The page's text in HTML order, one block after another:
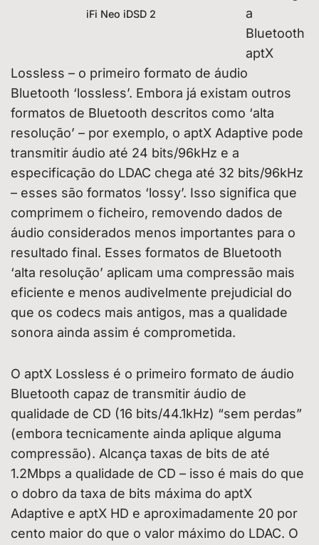
iFi Neo iDSD 2
a
Bluetooth
aptX
Lossless – o primeiro formato de áudio
Bluetooth ‘lossless’. Embora já existam outros
formatos de Bluetooth descritos como ‘alta
resolução’ – por exemplo, o aptX Adaptive pode
transmitir áudio até 24 bits/96kHz e a
especificação do LDAC chega até 32 bits/96kHz
– esses são formatos ‘lossy’. Isso significa que
comprimem o ficheiro, removendo dados de
áudio considerados menos importantes para o
resultado final. Esses formatos de Bluetooth
‘alta resolução’ aplicam uma compressão mais
eficiente e menos audivelmente prejudicial do
que os codecs mais antigos, mas a qualidade
sonora ainda assim é comprometida.
O aptX Lossless é o primeiro formato de áudio
Bluetooth capaz de transmitir áudio de
qualidade de CD (16 bits/44.1kHz) “sem perdas”
(embora tecnicamente ainda aplique alguma
compressão). Alcança taxas de bits de até
1.2Mbps a qualidade de CD – isso é mais do que
o dobro da taxa de bits máxima do aptX
Adaptive e aptX HD e aproximadamente 20 por
cento maior do que o valor máximo do LDAC. O